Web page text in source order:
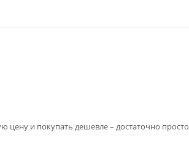
цену и покупать дешевле – достаточно просто